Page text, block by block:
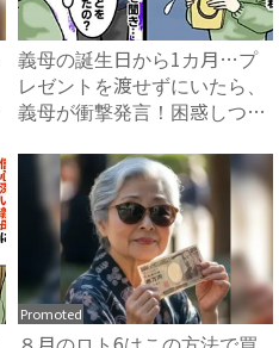
義母の誕生日から1カ月…プ
レゼントを渡せずにいたら、
義母が衝撃発言！困惑しつつ
Promoted